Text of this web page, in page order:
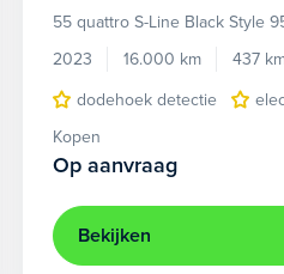
Elektrisch
elektrisch glazen
55 quattro S-Line Black Style
2023
16.000 km 437
dodehoek detectie
Kopen
Op aanvraag
Bekijken